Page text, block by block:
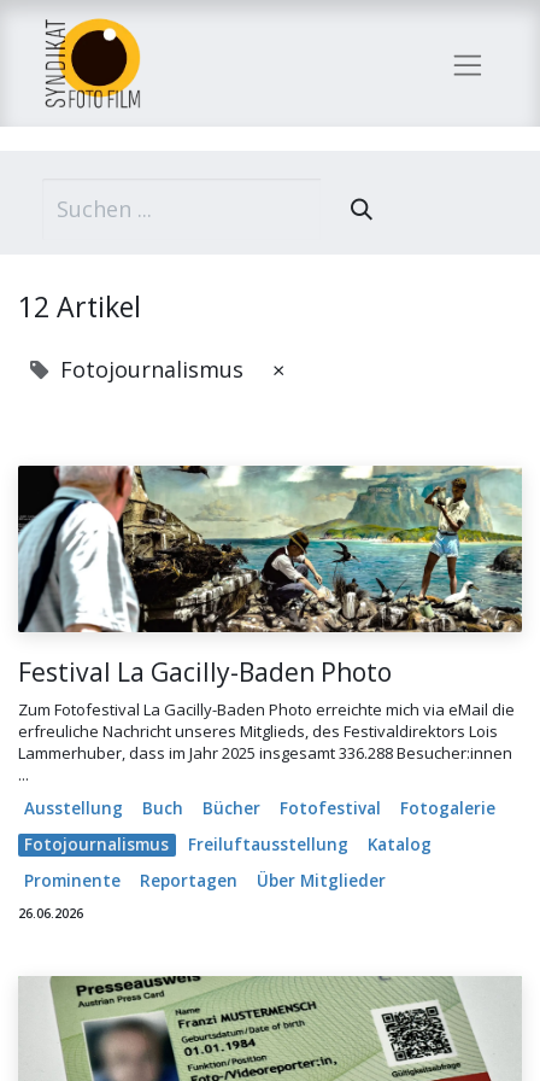
12 Artikel
Fotojournalismus ×
Festival La Gacilly-Baden Photo
Zum Fotofestival La Gacilly-Baden Photo erreichte mich via eMail die
erfreuliche Nachricht unseres Mitglieds, des Festivaldirektors Lois
Lammerhuber, dass im Jahr 2025 insgesamt 336.288 Besucher:innen
...
Ausstellung
Buch Bücher Fotofestival
Fotogalerie
Fotojournalismus
Freiluftausstellung
Katalog
Prominente
Reportagen Über Mitglieder
26.06.2026